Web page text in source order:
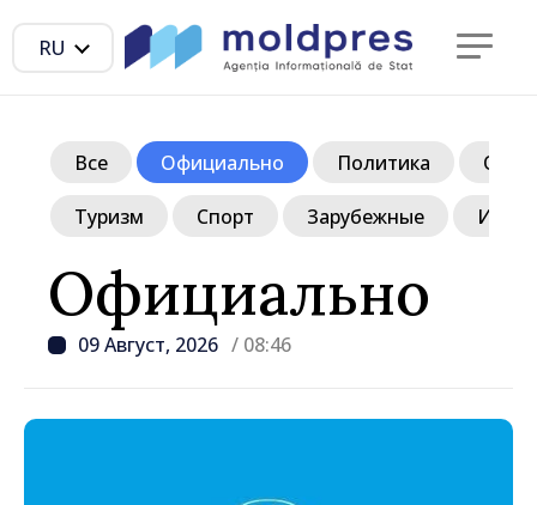
RU
Официально
09 Август, 2026 / 08:46
Все Официально Политика
Туризм Спорт Зарубежные